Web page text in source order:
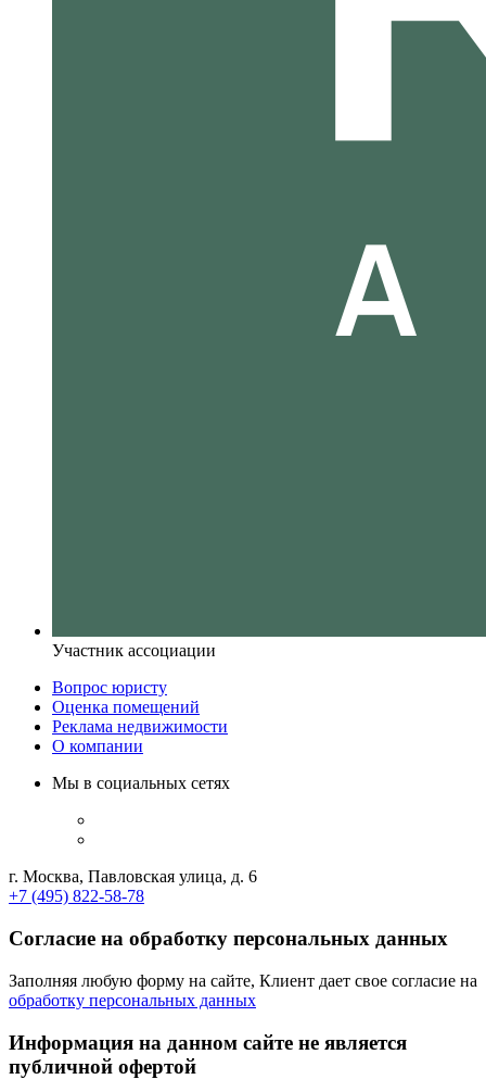
Участник ассоциации
Вопрос юристу
Оценка помещений
Реклама недвижимости
О компании
Мы в социальных сетях
г. Москва, Павловская улица, д. 6
+7 (495) 822-58-78
Согласие на обработку персональных данных
Заполняя любую форму на сайте, Клиент дает свое согласие на
обработку персональных данных
Информация на данном сайте не является
публичной офертой